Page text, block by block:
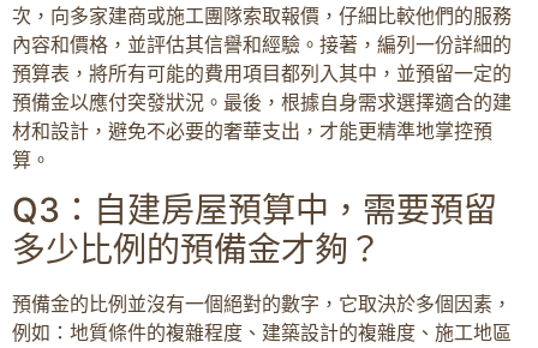
次，向多家建商或施工團隊索取報價，仔細比較他們的服務
內容和價格，並評估其信譽和經驗。接著，編列一份詳細的
預算表，將所有可能的費用項目都列入其中，並預留一定的
預備金以應付突發狀況。最後，根據自身需求選擇適合的建
材和設計，避免不必要的奢華支出，才能更精準地掌控預
算。
Q3：自建房屋預算中，需要預留
多少比例的預備金才夠？
預備金的比例並沒有一個絕對的數字，它取決於多個因素，
例如：地質條件的複雜程度、建築設計的複雜度、施工地區